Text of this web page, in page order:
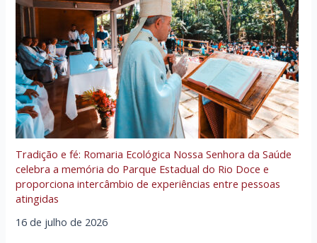
Tradição e fé: Romaria Ecológica Nossa Senhora da Saúde
celebra a memória do Parque Estadual do Rio Doce e
proporciona intercâmbio de experiências entre pessoas
atingidas
16 de julho de 2026